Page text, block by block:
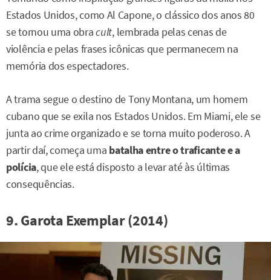
Estados Unidos, como Al Capone, o clássico dos anos 80
se tornou uma obracult, lembrada pelas cenas de
violência e pelas frases icônicas que permanecem na
memória dos espectadores.
A trama segue o destino de Tony Montana, um homem
cubano que se exila nos Estados Unidos. Em Miami, ele se
junta ao crime organizado e se torna muito poderoso. A
partir daí, começa uma batalha entre o traficante e a
polícia, que ele está disposto a levar até às últimas
consequências.
9. Garota Exemplar (2014)